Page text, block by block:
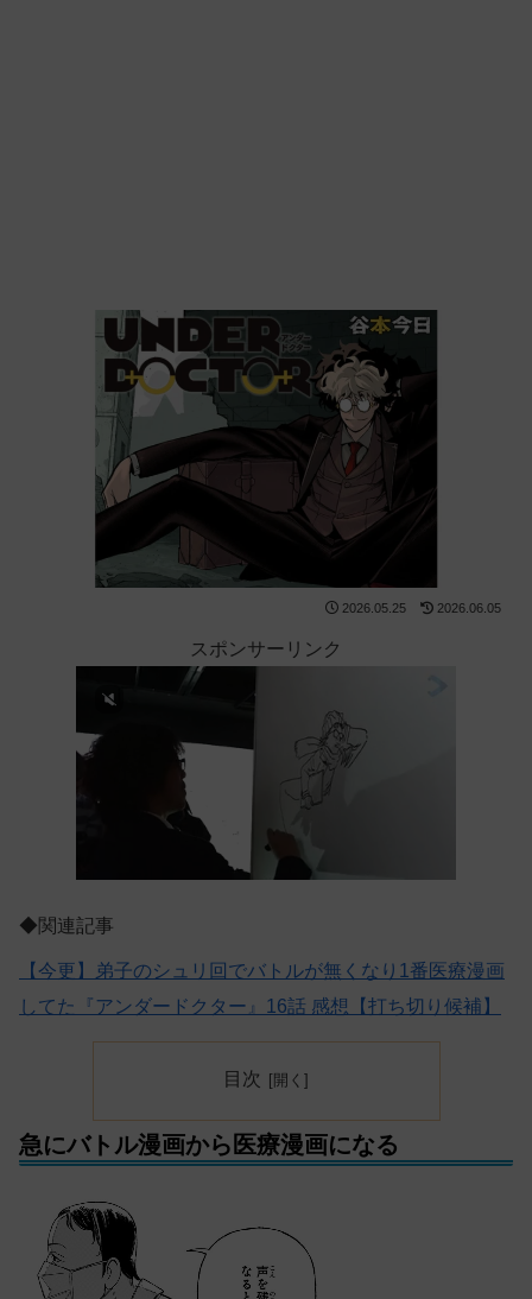
2026.05.25 2026.06.05
スポンサーリンク
◆関連記事
【今更】弟子のシュリ回でバトルが無くなり1番医療漫画
してた『アンダードクター』16話 感想【打ち切り候補】
目次
急にバトル漫画から医療漫画になる